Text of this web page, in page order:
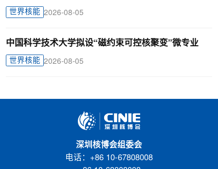
世界核能 2026-08-05
中国科学技术大学拟设“磁约束可控核聚变”微专业
世界核能 2026-08-05
深圳核博会组委会
电话：+86 10-67808008